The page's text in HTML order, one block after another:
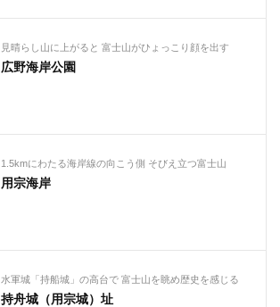
見晴らし山に上がると 富士山がひょっこり顔を出す
広野海岸公園
1.5kmにわたる海岸線の向こう側 そびえ立つ富士山
用宗海岸
水軍城「持船城」の高台で 富士山を眺め歴史を感じる
持舟城（用宗城）址